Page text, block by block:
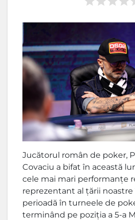
Jucătorul român de poker,
Covaciu a bifat în această
cele mai mari performanțe
reprezentant al țării
perioadă în turneele de
terminând pe poziția a 5-a